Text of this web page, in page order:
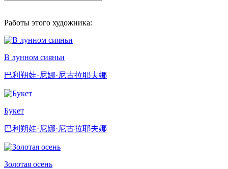
Работы этого художника:
В лунном сияньи
巴利朔娃·尼娜·尼古拉耶夫娜
Букет
巴利朔娃·尼娜·尼古拉耶夫娜
Золотая осень